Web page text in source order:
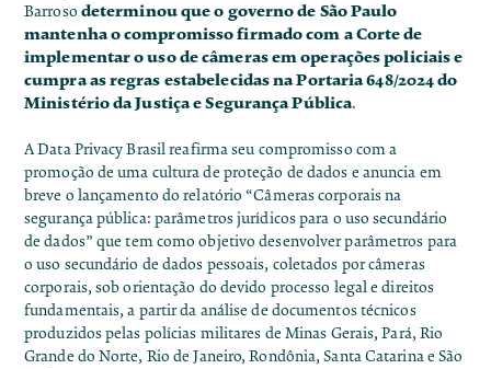
Barroso determinou que o governo de São Paulo
mantenha o compromisso firmado com a Corte de
implementar o uso de câmeras em operações policiais e
cumpra as regras estabelecidas na Portaria 648/2024 do
Ministério da Justiça e Segurança Pública.
A Data Privacy Brasil reafirma seu compromisso com a
promoção de uma cultura de proteção de dados e anuncia em
breve o lançamento do relatório“Câmeras corporais na
segurança pública: parâmetros jurídicos para o uso secundário
de dados” que tem como objetivo desenvolver parâmetros para
o uso secundário de dados pessoais, coletados por câmeras
corporais, sob orientação do devido processo legal e direitos
fundamentais, a partir da análise de documentos técnicos
produzidos pelas polícias militares de Minas Gerais, Pará, Rio
Grande do Norte, Rio de Janeiro, Rondônia, Santa Catarina e São